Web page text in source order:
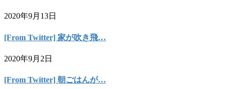
2020年9月13日
[From Twitter] 家が吹き飛…
2020年9月2日
[From Twitter] 朝ごはんが…